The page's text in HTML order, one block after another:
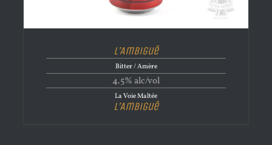
L’Ambiguë
Bitter / Amère
4.5% alc/vol
La Voie Maltée
L’Ambiguë